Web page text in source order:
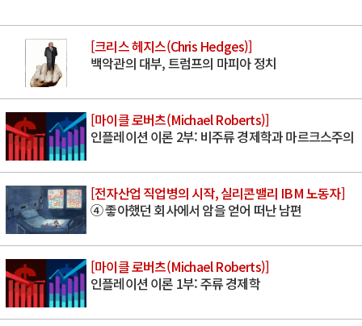
[크리스 헤지스(Chris Hedges)]
백악관의 대부, 트럼프의 마피아 정치
[마이클 로버츠(Michael Roberts)]
인플레이션 이론 2부: 비주류 경제학과 마르크스주의
[전자산업 직업병의 시작, 실리콘밸리 IBM 노동자]
④ 좋아했던 회사에서 암을 얻어 떠난 남편
[마이클 로버츠(Michael Roberts)]
인플레이션 이론 1부: 주류 경제학